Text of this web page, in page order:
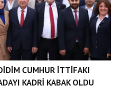
CUMHUR İTTİFAKI
KADRİ KABAK OLDU